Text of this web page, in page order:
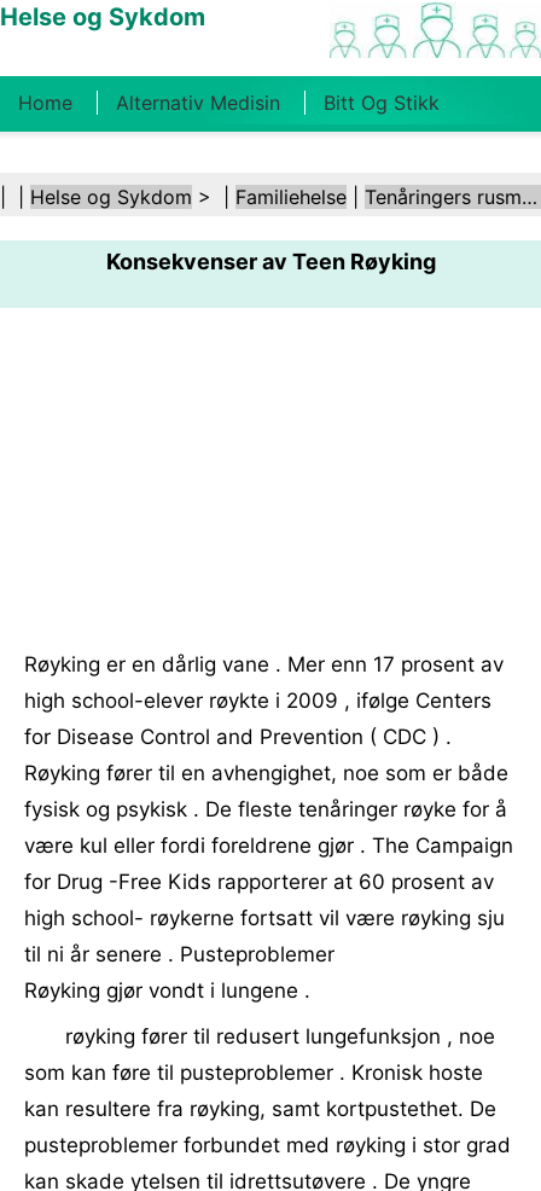
Helse og Sykdom
Home Alternativ Medisin Bitt Og Stikk
Kosthold Og Ernæring Familiehelse
Helsebransjen Psykisk Helse Folkehelse Og
Sikkerhet Kirurgi Og Prosedyrer Helse
Helse og Sykdom > | Familiehelse Tenåringers rusmisbruk
Konsekvenser av Teen Røyking
Røyking er en dårlig vane . Mer enn 17 prosent av
high school-elever røykte i 2009 , ifølge Centers
for Disease Control and Prevention ( CDC ) .
Røyking fører til en avhengighet, noe som er både
fysisk og psykisk . De fleste tenåringer røyke for å
være kul eller fordi foreldrene gjør . The Campaign
for Drug -Free Kids rapporterer at 60 prosent av
high school- røykerne fortsatt vil være røyking sju
til ni år senere . Pusteproblemer
Røyking gjør vondt i lungene .
røyking fører til redusert lungefunksjon , noe
som kan føre til pusteproblemer . Kronisk hoste
kan resultere fra røyking, samt kortpustethet. De
pusteproblemer forbundet med røyking i stor grad
kan skade ytelsen til idrettsutøvere . De yngre